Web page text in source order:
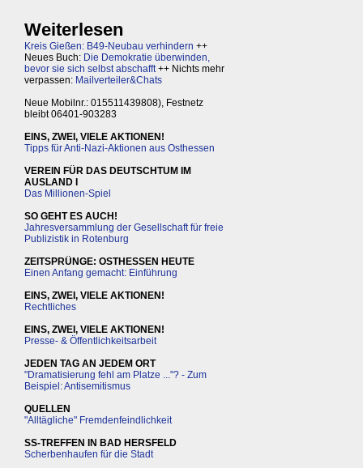
Weiterlesen
Kreis Gießen: B49-Neubau verhindern ++
Neues Buch: Die Demokratie überwinden,
bevor sie sich selbst abschafft++ Nichts mehr
verpassen: Mailverteiler&Chats
Neue Mobilnr.: 015511439808), Festnetz
bleibt 06401-903283
EINS, ZWEI, VIELE AKTIONEN!
Tipps für Anti-Nazi-Aktionen aus Osthessen
VEREIN FÜR DAS DEUTSCHTUM IM
AUSLAND I
Das Millionen-Spiel
SO GEHT ES AUCH!
Jahresversammlung der Gesellschaft für freie
Publizistik in Rotenburg
ZEITSPRÜNGE: OSTHESSEN HEUTE
Einen Anfang gemacht: Einführung
EINS, ZWEI, VIELE AKTIONEN!
Rechtliches
EINS, ZWEI, VIELE AKTIONEN!
Presse- & Öffentlichkeitsarbeit
JEDEN TAG AN JEDEM ORT
"Dramatisierung fehl am Platze ..."? - Zum
Beispiel: Antisemitismus
QUELLEN
"Alltägliche" Fremdenfeindlichkeit
SS-TREFFEN IN BAD HERSFELD
Scherbenhaufen für die Stadt